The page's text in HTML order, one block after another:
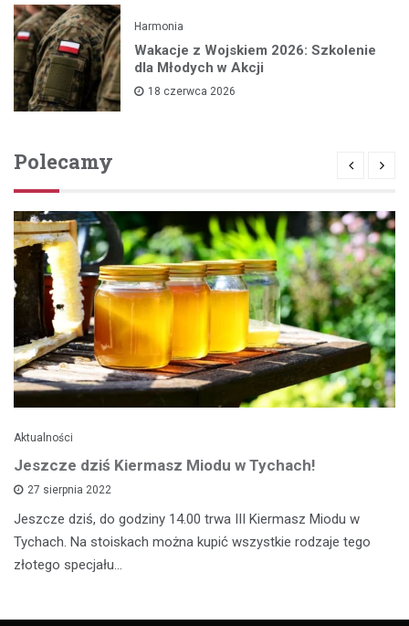
Harmonia
Wakacje z Wojskiem 2026: Szkolenie
dla Młodych w Akcji
18 czerwca 2026
Polecamy
Aktualności
Jeszcze dziś Kiermasz Miodu w Tychach!
27 sierpnia 2022
Jeszcze dziś, do godziny 14.00 trwa III Kiermasz Miodu w
Tychach. Na stoiskach można kupić wszystkie rodzaje tego
złotego specjału…